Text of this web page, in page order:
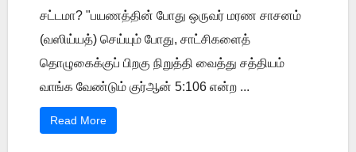
சட்டமா? "பயணத்தின் போது ஒருவர் மரண சாசனம்
(வஸிய்யத்) செய்யும் போது, சாட்சிகளைத்
தொழுகைக்குப் பிறகு நிறுத்தி வைத்து சத்தியம்
வாங்க வேண்டும் குர்ஆன் 5:106 என்ற ...
Read More